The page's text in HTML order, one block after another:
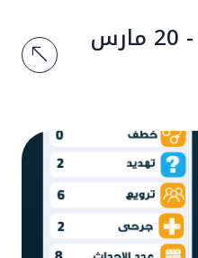
الانفوغراف اليومي - 20 مارس